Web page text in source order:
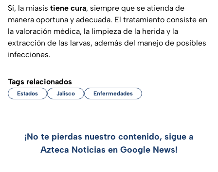
Sí, la miasis tiene cura, siempre que se atienda de
manera oportuna y adecuada. El tratamiento consiste en
la valoración médica, la limpieza de la herida y la
extracción de las larvas, además del manejo de posibles
infecciones.
Tags relacionados
Estados Jalisco Enfermedades
¡No te pierdas nuestro contenido, sigue a
Azteca Noticias en Google News!